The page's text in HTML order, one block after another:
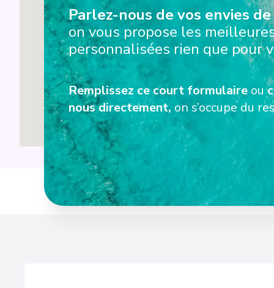
Parlez-nous de vos envies
on vous propose les
personnalisées rien que pour
Remplissez ce court formulaire ou
nous directement, on s’occupe du